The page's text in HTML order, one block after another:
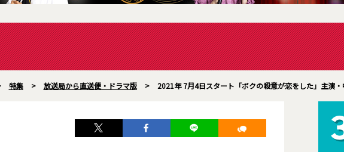
特集 > 放送局から直送便・ドラマ版 > 2021年 7月4日スタート「ボクの殺意が恋をした」主演